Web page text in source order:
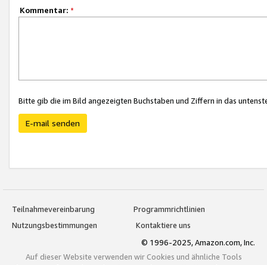
Kommentar: *
Bitte gib die im Bild angezeigten Buchstaben und Ziffern in das
E-mail senden
Teilnahmevereinbarung
Programmrichtlinien
Nutzungsbestimmungen
Kontaktiere uns
© 1996-2025, Amazon.com, Inc.
Auf dieser Website verwenden wir Cookies und ähnliche Tools